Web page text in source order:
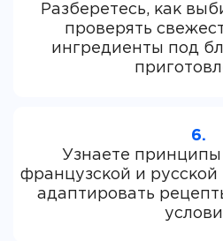
Разберетесь, как
проверять
ингредиенты под
6.
Узнаете принципы
французской и русской
адаптировать